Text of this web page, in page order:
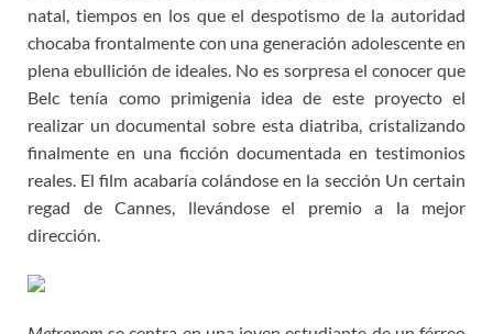
natal, tiempos en los que el despotismo de la autoridad
chocaba frontalmente con una generación adolescente en
plena ebullición de ideales. No es sorpresa el conocer que
Belc tenía como primigenia idea de este proyecto el
realizar un documental sobre esta diatriba, cristalizando
finalmente en una ficción documentada en testimonios
reales. El film acabaría colándose en la sección Un certain
regad de Cannes, llevándose el premio a la mejor
dirección.